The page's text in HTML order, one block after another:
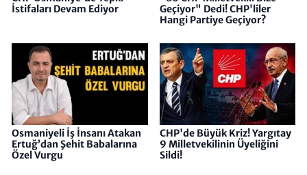
İstifaları Devam Ediyor
Geçiyor" Dedi! CHP'liler
Hangi Partiye Geçiyor?
Osmaniyeli İş İnsanı Atakan
Ertuğ’dan Şehit Babalarına
Özel Vurgu
CHP'de Büyük Kriz! Yargıtay
9 Milletvekilinin Üyeliğini
Sildi!